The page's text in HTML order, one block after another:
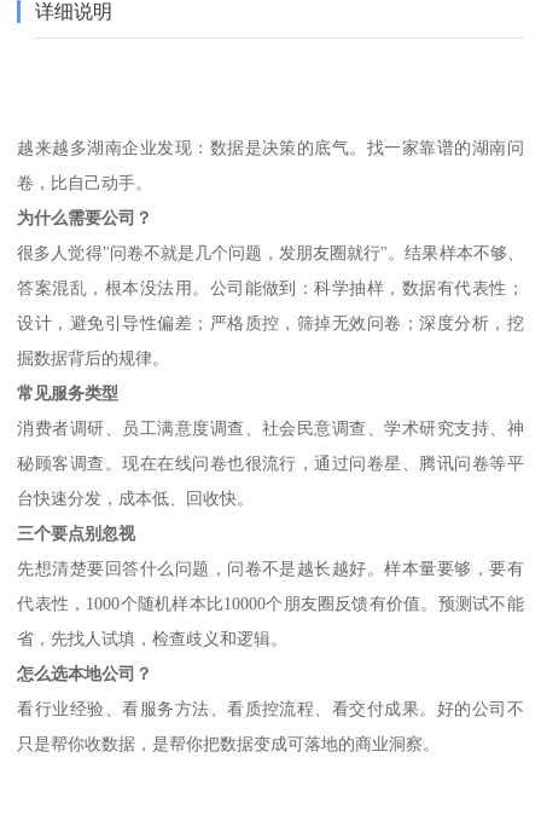
详细说明
越来越多湖南企业发现：数据是决策的底气。找一家靠谱的湖南问
卷，比自己动手。
为什么需要公司？
很多人觉得"问卷不就是几个问题，发朋友圈就行"。结果样本不够、
答案混乱，根本没法用。公司能做到：科学抽样，数据有代表性；
设计，避免引导性偏差；严格质控，筛掉无效问卷；深度分析，挖
掘数据背后的规律。
常见服务类型
消费者调研、员工满意度调查、社会民意调查、学术研究支持、神
秘顾客调查。现在在线问卷也很流行，通过问卷星、腾讯问卷等平
台快速分发，成本低、回收快。
三个要点别忽视
先想清楚要回答什么问题，问卷不是越长越好。样本量要够，要有
代表性， 1000个随机样本比10000个朋友圈反馈有价值。预测试不能
省，先找人试填，检查歧义和逻辑。
怎么选本地公司？
看行业经验、看服务方法、看质控流程、看交付成果。好的公司不
只是帮你收数据，是帮你把数据变成可落地的商业洞察。